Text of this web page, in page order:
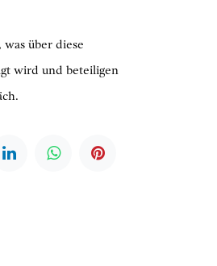
was über diese
wird und beteiligen